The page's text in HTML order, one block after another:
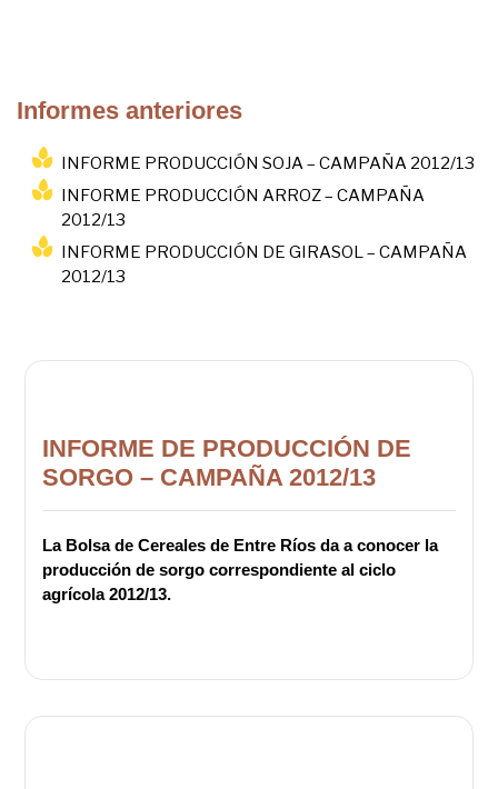
Informes anteriores
INFORME PRODUCCIÓN SOJA – CAMPAÑA 2012/13
INFORME PRODUCCIÓN ARROZ – CAMPAÑA
2012/13
INFORME PRODUCCIÓN DE GIRASOL – CAMPAÑA
2012/13
INFORME DE PRODUCCIÓN DE
SORGO – CAMPAÑA 2012/13
La Bolsa de Cereales de Entre Ríos da a conocer la
producción de sorgo correspondiente al ciclo
agrícola 2012/13.